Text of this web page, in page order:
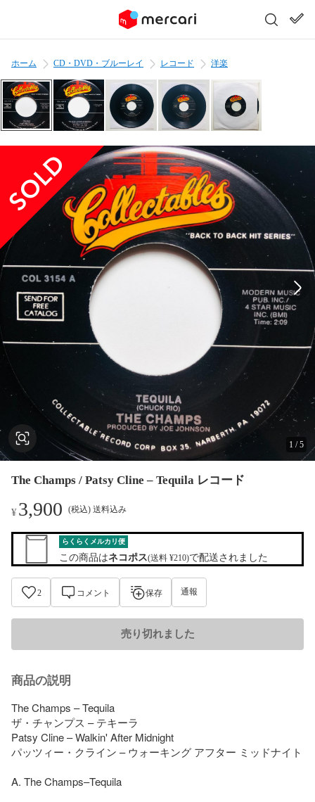
ホーム CD・DVD・ブルーレイ レコード 洋楽
1 /5
The Champs / Patsy Cline – Tequila レコード
¥3,900 (税込) 送料込み
らくらくメルカリ便
この商品はネコポス(送料 ¥210)で配送されました
2 コメント 保存 通報
売り切れました
商品の説明
The Champs – Tequila
ザ・チャンプス – テキーラ
Patsy Cline – Walkin' After Midnight
パッツィー・クライン – ウォーキング アフター ミッドナイト
A. The Champs–Tequila